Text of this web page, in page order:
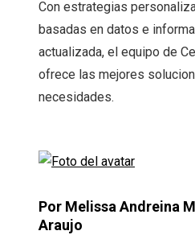
Con estrategias
basadas en datos e
actualizada, el equipo de
ofrece las mejores
necesidades.
Por Melissa Andreina
Araujo